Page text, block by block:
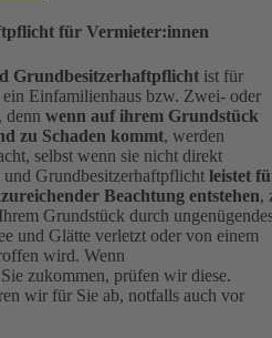
für Vermieter:innen
Grundbesitzerhaftpflicht ist für
Einfamilienhaus bzw. Zwei- oder
denn wenn auf ihrem Grundstück
zu Schaden kommt, werden
selbst wenn sie nicht direkt
und Grundbesitzerhaftpflicht leistet
Beachtung entstehen,
Grundstück durch
und Glätte verletzt oder von einem
wird. Wenn
zukommen, prüfen wir diese.
wir für Sie ab, notfalls auch vor